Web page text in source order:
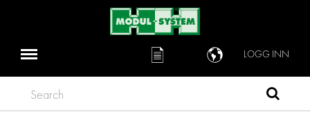
LOGG INN
Search